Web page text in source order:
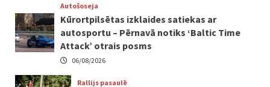
Autošoseja
Kūrortpilsētas izklaides satiekas ar
autosportu – Pērnavā notiks ‘Baltic Time
Attack’ otrais posms
06/08/2026
Rallijs pasaulē